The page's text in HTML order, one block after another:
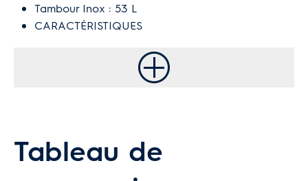
Tambour Inox : 53 L
CARACTÉRISTIQUES
Tableau de